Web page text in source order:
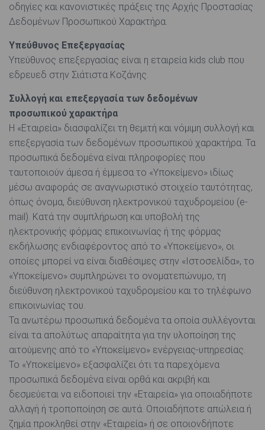
οδηγίες και κανονιστικές πράξεις της Αρχής Προστασίας
Δεδομένων Προσωπικού Χαρακτήρα.
Υπεύθυνος Επεξεργασίας
Υπεύθυνος επεξεργασίας είναι η εταιρεία kids club που
εδρευεδ στην Σιάτιστα Κοζάνης.
Συλλογή και επεξεργασία των δεδομένων
προσωπικού χαρακτήρα
Η «Εταιρεία» διασφαλίζει τη θεμιτή και νόμιμη συλλογή και
επεξεργασία των δεδομένων προσωπικού χαρακτήρα. Τα
προσωπικά δεδομένα είναι πληροφορίες που
ταυτοποιούν άμεσα ή έμμεσα το «Υποκείμενο» ιδίως
μέσω αναφοράς σε αναγνωριστικό στοιχείο ταυτότητας,
όπως όνομα, διεύθυνση ηλεκτρονικού ταχυδρομείου (e-
mail). Κατά την συμπλήρωση και υποβολή της
ηλεκτρονικής φόρμας επικοινωνίας ή της φόρμας
εκδήλωσης ενδιαφέροντος από το «Υποκείμενο», οι
οποίες μπορεί να είναι διαθέσιμες στην «Ιστοσελίδα», το
«Υποκείμενο» συμπληρώνει το ονοματεπώνυμο, τη
διεύθυνση ηλεκτρονικού ταχυδρομείου και το τηλέφωνο
επικοινωνίας του.
Τα ανωτέρω προσωπικά δεδομένα τα οποία συλλέγονται
είναι τα απολύτως απαραίτητα για την υλοποίηση της
αιτούμενης από το «Υποκείμενο» ενέργειας-υπηρεσίας.
Το «Υποκείμενο» εξασφαλίζει ότι τα παρεχόμενα
προσωπικά δεδομένα είναι ορθά και ακριβή και
δεσμεύεται να ειδοποιεί την «Εταιρεία» για οποιαδήποτε
αλλαγή ή τροποποίηση σε αυτά. Οποιαδήποτε απώλεια ή
ζημία προκληθεί στην «Εταιρεία» ή σε οποιονδήποτε